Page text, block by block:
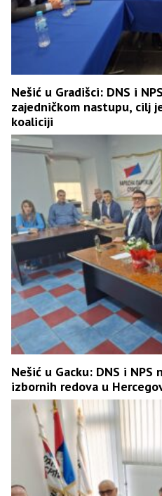
Nešić u Gradišci: DNS i
zajedničkom nastupu, cilj
koaliciji
Nešić u Gacku: DNS i NPS
izbornih redova u